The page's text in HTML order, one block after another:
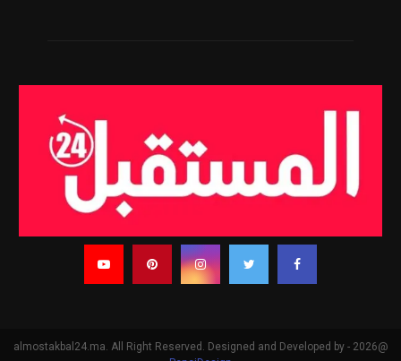
@2026 - almostakbal24.ma. All Right Reserved. Designed and Developed by